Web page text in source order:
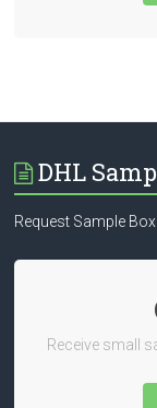
DHL
Request Sample Box
Receive small